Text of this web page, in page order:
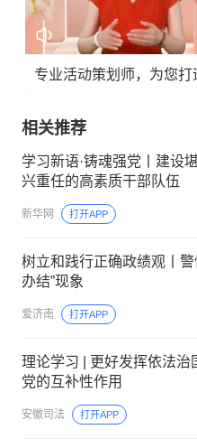
专业活动策划师，为您
相关推荐
学习新语·铸魂强党丨建设
兴重任的高素质干部队伍
新华网 打开APP
树立和践行正确政绩观丨警
办结”现象
爱济南 打开APP
理论学习 | 更好发挥依法治
党的互补性作用
安徽司法 打开APP